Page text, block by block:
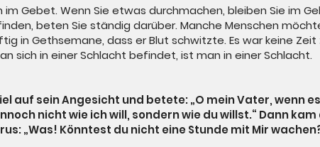
Gebet. Wenn Sie etwas durchmachen, bleiben Sie im
beten Sie ständig darüber. Manche Menschen
in Gethsemane, dass er Blut schwitzte. Es war keine Zeit
sich in einer Schlacht befindet, ist man in einer Schlacht.
auf sein Angesicht und betete: „O mein Vater, wenn
nicht wie ich will, sondern wie du willst.“ Dann
„Was! Könntest du nicht eine Stunde mit Mir